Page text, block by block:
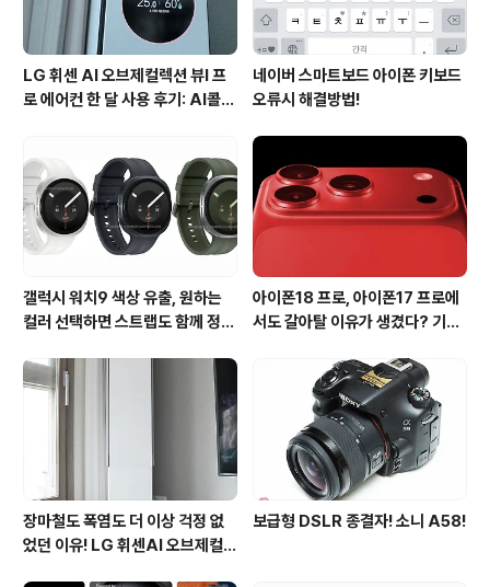
LG 휘센 AI 오브제컬렉션 뷰I 프
로 에어컨 한 달 사용 후기: AI콜드
네이버 스마트보드 아이폰 키보드
오류시 해결방법!
갤럭시 워치9 색상 유출, 원하는
컬러 선택하면 스트랩도 함께 정해
아이폰18 프로, 아이폰17 프로에
서도 갈아탈 이유가 생겼다? 기대
장마철도 폭염도 더 이상 걱정 없
었던 이유! LG 휘센AI 오브제컬렉
보급형 DSLR 종결자! 소니 A58!